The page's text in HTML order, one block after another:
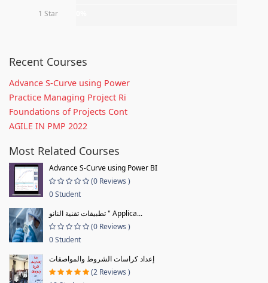
1 Star
Recent Courses
Advance S-Curve using Power
Practice Managing Project Ri
Foundations of Projects Cont
AGILE IN PMP 2022
Most Related Courses
Advance S-Curve using Power BI
(0 Reviews )
0 Student
تطبيقات تقنية النانو " Applica...
(0 Reviews )
0 Student
إعداد كراسات الشروط والمواصفات
(2 Reviews )